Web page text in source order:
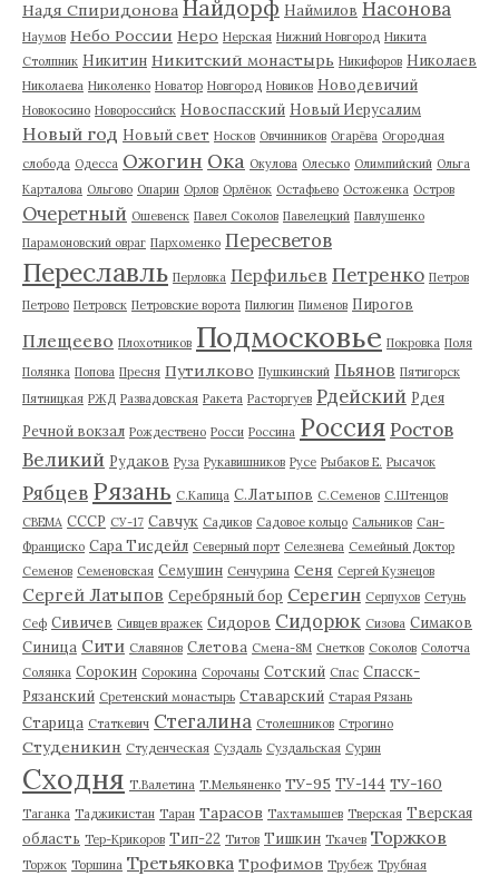
Надя Спиридонова Найдорф Наймилов Насонова
Наумов Небо России Неро Нерская Нижний Новгород Никита
Столпник Никитин Никитский монастырь Никифоров Николаев
Николаева Николенко Новатор Новгород Новиков Новодевичий
Новокосино Новороссийск Новоспасский Новый Иерусалим
Новый год Новый свет Носков Овчинников Огарёва Огородная
слобода Одесса Ожогин Ока Окулова Олесько Олимпийский Ольга
Карталова Ольгово Опарин Орлов Орлёнок Остафьево Остоженка Остров
Очеретный Ошевенск Павел Соколов Павелецкий Павлушенко
Парамоновский овраг Пархоменко Пересветов
Переславль Перловка Перфильев Петренко Петров
Петрово Петровск Петровские ворота Пилюгин Пименов Пирогов
Плещеево Плохотников Подмосковье Покровка Поля
Полянка Попова Пресня Путилково Пушкинский Пьянов Пятигорск
Пятницкая РЖД Развадовская Ракета Расторгуев Рдейский Рдея
Речной вокзал Рождествено Росси Россина Россия Ростов
Великий Рудаков Руза Рукавишников Русе Рыбаков Е. Рысачок
Рябцев Рязань С.Капица С.Латыпов С.Семенов С.Штенцов
СВЕМА СССР СУ-17 Савчук Садиков Садовое кольцо Сальников Сан-
Франциско Сара Тисдейл Северный порт Селезнева Семейный Доктор
Семенов Семеновская Семушин Сенчурина Сеня Сергей Кузнецов
Сергей Латыпов Серебряный бор Серегин Серпухов Сетунь
Сеф Сивичев Сивцев вражек Сидоров Сидорюк Сизова Симаков
Синица Сити Славянов Слетова Смена-8М Снетков Соколов Солотча
Солянка Сорокин Сорокина Сорочаны Сотский Спас Спасск-
Рязанский Сретенский монастырь Ставарский Старая Рязань
Старица Статкевич Стегалина Столешников Строгино
Студеникин Студенческая Суздаль Суздальская Сурин
Сходня Т.Валетина Т.Мельяненко ТУ-95 ТУ-144 ТУ-160
Таганка Таджикистан Таран Тарасов Тахтамышев Тверская Тверская
область Тер-Крикоров Тип-22 Титов Тишкин Ткачев Торжков
Торжок Торшина Третьяковка Трофимов Трубеж Трубная